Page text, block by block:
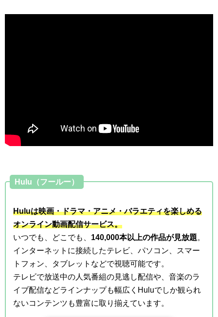
Hulu（フールー）
Huluは映画・ドラマ・アニメ・バラエティを楽しめる
オンライン動画配信サービス。
いつでも、どこでも、 140,000本以上の作品が見放題。
インターネットに接続したテレビ、パソコン、スマー
トフォン、タブレットなどで視聴可能です。
テレビで放送中の人気番組の見逃し配信や、音楽のラ
イブ配信などラインナップも幅広くHuluでしか観られ
ないコンテンツも豊富に取り揃えています。